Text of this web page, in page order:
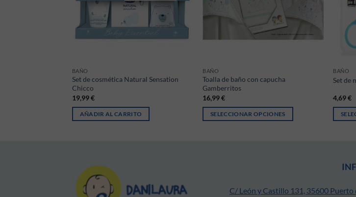
BAÑO
Set de cosmética Natural Sensation
Chicco
19,99€
AÑADIR AL CARRITO
BAÑO
Toalla de baño con capucha
Gamberritos
16,99€
SELECCIONAR OPCIONES
BAÑO
Set de
4,69€
C/ León y Castillo 131, 35600 Puerto